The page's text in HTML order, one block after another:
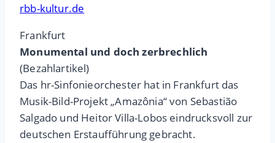
rbb-kultur.de
Frankfurt
Monumental und doch zerbrechlich
(Bezahlartikel)
Das hr-Sinfonieorchester hat in Frankfurt das
Musik-Bild-Projekt „Amazônia“ von Sebastião
Salgado und Heitor Villa-Lobos eindrucksvoll zur
deutschen Erstaufführung gebracht.